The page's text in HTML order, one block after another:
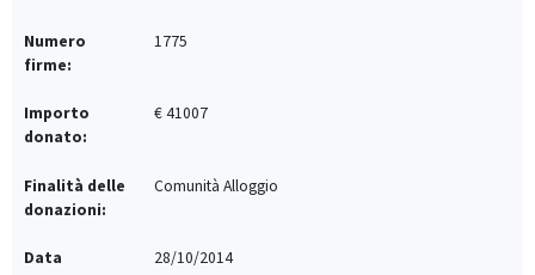
1775
€ 41007
Comunità Alloggio
28/10/2014